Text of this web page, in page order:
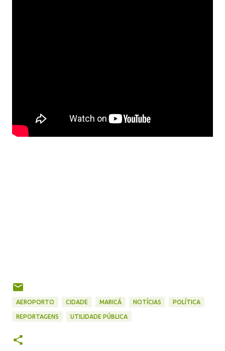
AEROPORTO CIDADE MARICÁ NOTÍCIAS POLÍTICA
REPORTAGENS UTILIDADE PÚBLICA